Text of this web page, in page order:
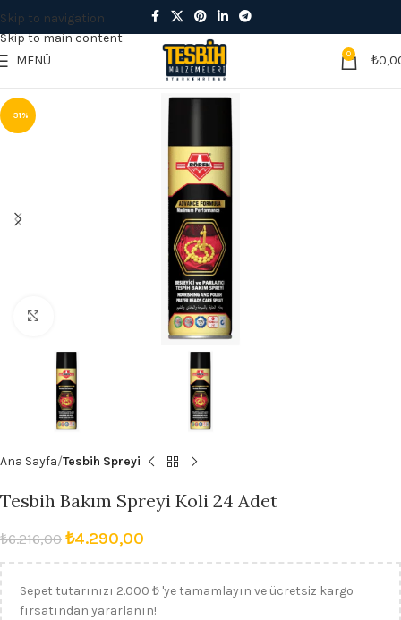
Skip to navigation
Skip to main content
MENÜ
0 ₺
- 31%
Ana Sayfa Tesbih Spreyi
Tesbih Bakım Spreyi Koli 24 Adet
₺6.216,00 ₺4.290,00
Sepet tutarınızı 2.000 ₺ 'ye tamamlayın ve ücretsiz kargo
fırsatından yararlanın!